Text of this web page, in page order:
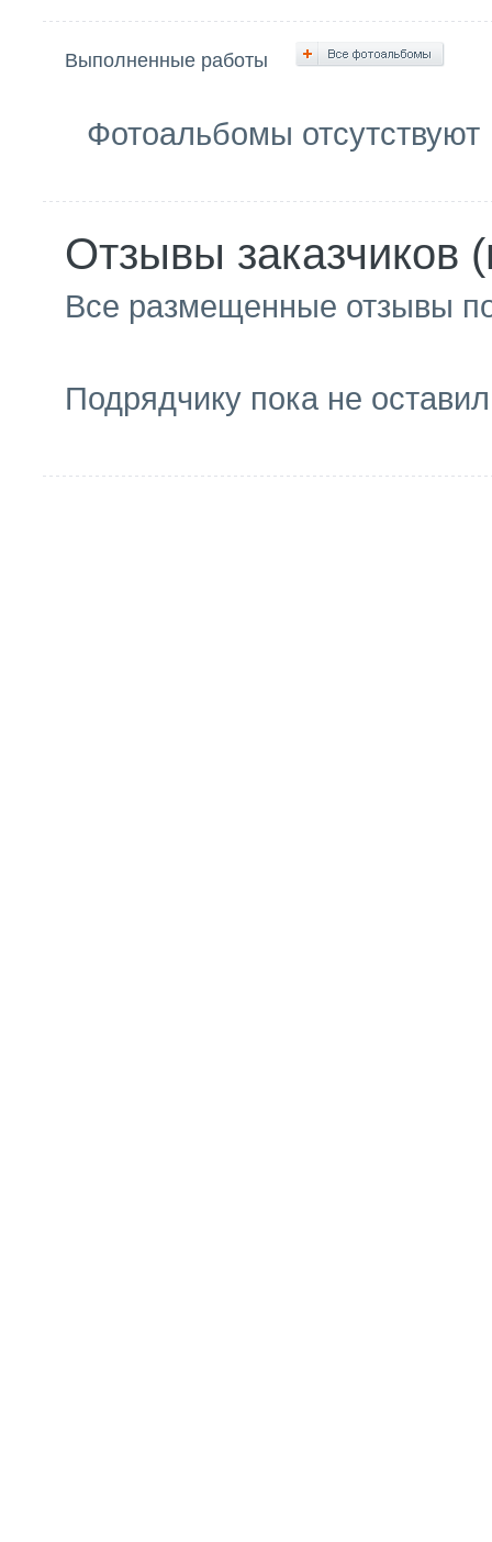
Выполненные работы
Фотоальбомы отсутствуют
Отзывы заказчиков
Все размещенные отзывы
Подрядчику пока не